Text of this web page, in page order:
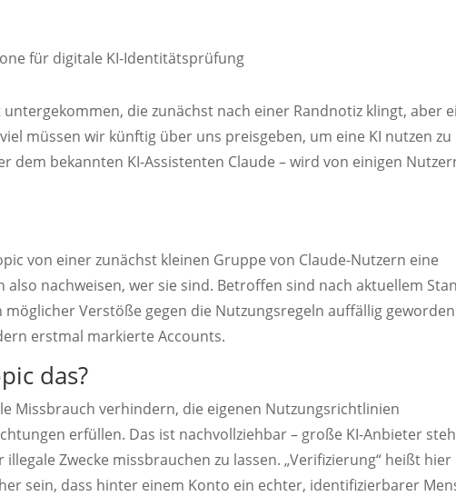
die zunächst nach einer Randnotiz klingt, aber
müssen wir künftig über uns preisgeben, um eine KI nutzen zu
dem bekannten KI-Assistenten Claude – wird von einigen
von einer zunächst kleinen Gruppe von Claude-Nutzern eine
nachweisen, wer sie sind. Betroffen sind nach aktuellem
Verstöße gegen die Nutzungsregeln auffällig geworden
erstmal markierte Accounts.
das?
Missbrauch verhindern, die eigenen Nutzungsrichtlinien
erfüllen. Das ist nachvollziehbar – große KI-Anbieter
Zwecke missbrauchen zu lassen. „Verifizierung“ heißt hier
sein, dass hinter einem Konto ein echter, identifizierbarer